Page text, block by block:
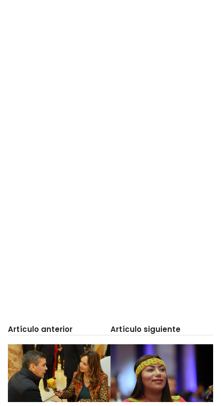
Artículo anterior Artículo siguiente